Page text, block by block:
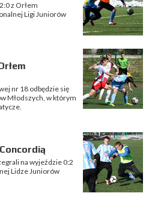
z Orłem
Ligi Juniorów
nr 18 odbędzie się
Młodszych, w którym
na wyjeździe 0:2
Lidze Juniorów